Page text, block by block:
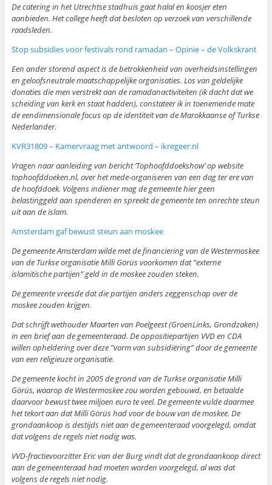
De catering in het Utrechtse stadhuis gaat halal en koosjer eten
aanbieden. Het college heeft dat besloten op verzoek van verschillende
raadsleden.
Stop subsidies voor festivals rond ramadan – Opinie – de Volkskrant
Een ander storend aspect is de betrokkenheid van overheidsinstellingen
en geloofsneutrale maatschappelijke organisaties. Los van geldelijke
donaties die men verstrekt aan de ramadanactiviteiten (ik dacht dat we
scheiding van kerk en staat hadden), constateer ik in toenemende mate
de eendimensionale focus op de identiteit van de Marokkaanse of Turkse
Nederlander.
KVR31809 – Kamervraag met antwoord – ikregeer.nl
Vragen naar aanleiding van bericht ‘Tophoofddoekshow’ op website
tophoofddoeken.nl, over het mede-organiseren van een dag ter ere van
de hoofddoek. Volgens indiener mag de gemeente hier geen
belastinggeld aan spenderen en spreekt de gemeente ten onrechte steun
uit aan de islam.
Amsterdam gaf bewust steun aan moskee
De gemeente Amsterdam wilde met de financiering van de Westermoskee
van de Turkse organisatie Milli Görüs voorkomen dat ”externe
islamitische partijen” geld in de moskee zouden steken.
De gemeente vreesde dat die partijen anders zeggenschap over de
moskee zouden krijgen.
Dat schrijft wethouder Maarten van Poelgeest (GroenLinks, Grondzaken)
in een brief aan de gemeenteraad. De oppositiepartijen VVD en CDA
willen opheldering over deze ”vorm van subsidiëring” door de gemeente
van een religieuze organisatie.
De gemeente kocht in 2005 de grond van de Turkse organisatie Milli
Görüs, waarop de Westermoskee zou worden gebouwd, en betaalde
daarvoor bewust twee miljoen euro te veel. De gemeente vulde daarmee
het tekort aan dat Milli Görüs had voor de bouw van de moskee. De
grondaankoop is destijds niet aan de gemeenteraad voorgelegd, omdat
dat volgens de regels niet nodig was.
VVD-fractievoorzitter Eric van der Burg vindt dat de grondaankoop direct
aan de gemeenteraad had moeten worden voorgelegd, al was dat
volgens de regels niet nodig.